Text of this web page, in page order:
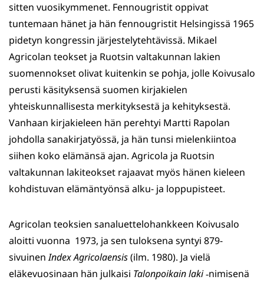
sitten vuosikymmenet. Fennougristit oppivat
tuntemaan hänet ja hän fennougristit Helsingissä 1965
pidetyn kongressin järjestelytehtävissä. Mikael
Agricolan teokset ja Ruotsin valtakunnan lakien
suomennokset olivat kuitenkin se pohja, jolle Koivusalo
perusti käsityksensä suomen kirjakielen
yhteiskunnallisesta merkityksestä ja kehityksestä.
Vanhaan kirjakieleen hän perehtyi Martti Rapolan
johdolla sanakirjatyössä, ja hän tunsi mielenkiintoa
siihen koko elämänsä ajan. Agricola ja Ruotsin
valtakunnan lakiteokset rajaavat myös hänen kieleen
kohdistuvan elämäntyönsä alku- ja loppupisteet.
Agricolan teoksien sanaluettelohankkeen Koivusalo
aloitti vuonna 1973, ja sen tuloksena syntyi 879-
sivuinenIndex Agricolaensis(ilm. 1980). Ja vielä
eläkevuosinaan hän julkaisi Talonpoikain laki‑nimisenä